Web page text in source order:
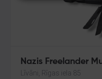
Nazis Freelander
Līvāni, Rīgas iela 85